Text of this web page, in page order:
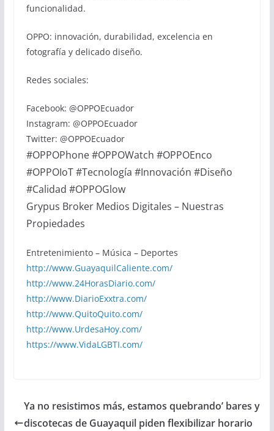
funcionalidad.
OPPO: innovación, durabilidad, excelencia en
fotografía y delicado diseño.
Redes sociales:
Facebook: @OPPOEcuador
Instagram: @OPPOEcuador
Twitter: @OPPOEcuador
#OPPOPhone #OPPOWatch #OPPOEnco
#OPPOIoT #Tecnología #Innovación #Diseño
#Calidad #OPPOGlow
Grypus Broker Medios Digitales – Nuestras
Propiedades
Entretenimiento – Música – Deportes
http://www.GuayaquilCaliente.com/
http://www.24HorasDiario.com/
http://www.DiarioExxtra.com/
http://www.QuitoQuito.com/
http://www.UrdesaHoy.com/
https://www.VidaLGBTI.com/
Ya no resistimos más, estamos quebrando’ bares y
discotecas de Guayaquil piden flexibilizar horario